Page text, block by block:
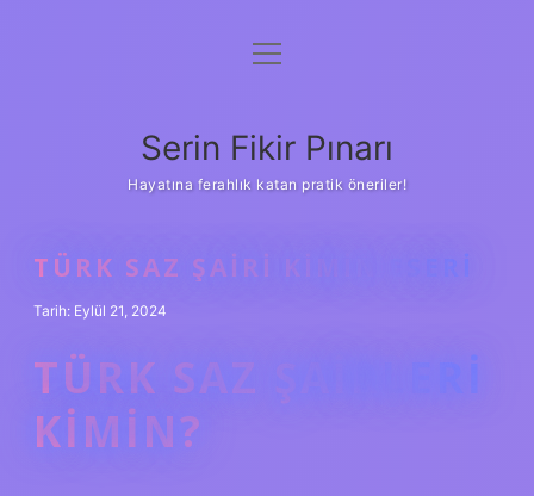
Gizlilik Politikası
Yasal Uyarı
menüyü
Serin Fikir Pınarı
Hayatına ferahlık katan pratik öneriler!
TÜRK SAZ ŞAIRI KIMIN ESERI
Tarih: Eylül 21, 2024
TÜRK SAZ ŞAIRLERI
KIMIN?